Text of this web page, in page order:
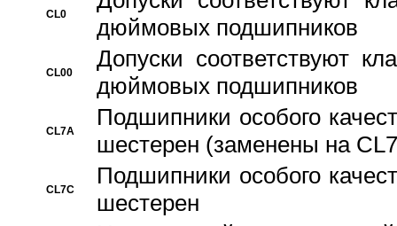
CL0
дюймовых подшипников
CL00
Допуски соответствуют
дюймовых подшипников
CL7A
Подшипники особого
шестерен (заменены на
CL7C
Подшипники особого
шестерен